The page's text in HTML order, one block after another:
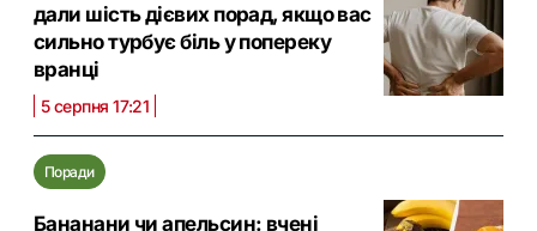
дали шість дієвих порад, якщо вас
сильно турбує біль у попереку
вранці
5 серпня 17:21
Поради
Бананани чи апельсин: вчені